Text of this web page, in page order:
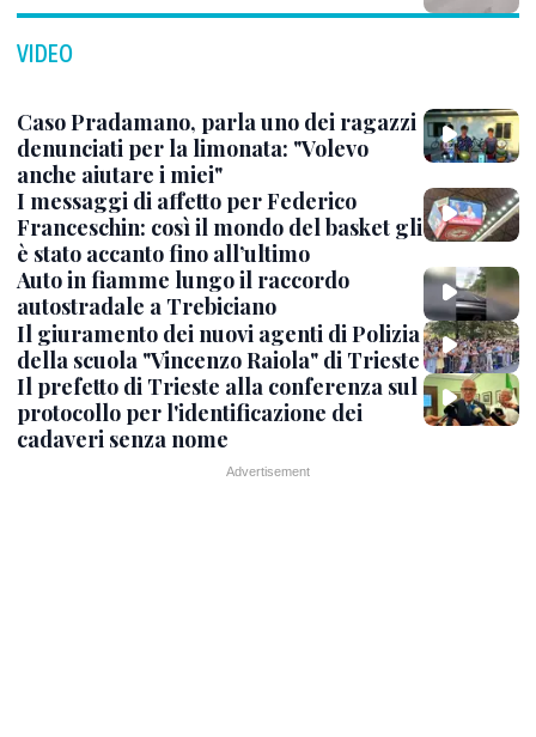
VIDEO
Caso Pradamano, parla uno dei ragazzi
denunciati per la limonata: "Volevo
anche aiutare i miei"
I messaggi di affetto per Federico
Franceschin: così il mondo del basket gli
è stato accanto fino all’ultimo
Auto in fiamme lungo il raccordo
autostradale a Trebiciano
Il giuramento dei nuovi agenti di Polizia
della scuola "Vincenzo Raiola" di Trieste
Il prefetto di Trieste alla conferenza sul
protocollo per l'identificazione dei
cadaveri senza nome